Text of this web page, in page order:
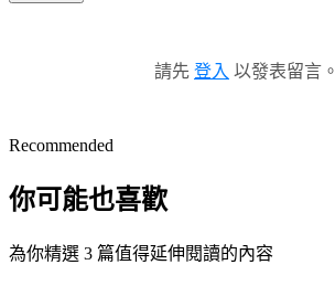
請先 登入 以發表留言。
Recommended
你可能也喜歡
為你精選 3 篇值得延伸閱讀的內容